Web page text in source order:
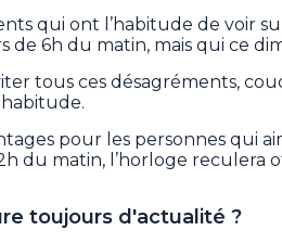
qui ont l’habitude de voir
6h du matin, mais qui ce
tous ces désagréments,
pour les personnes qui
2h du matin, l’horloge
toujours d'actualité ?